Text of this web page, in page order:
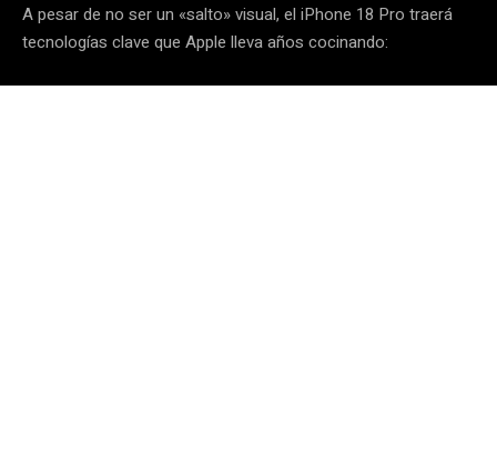
A pesar de no ser un «salto» visual, el iPhone 18 Pro traerá
tecnologías clave que Apple lleva años cocinando: